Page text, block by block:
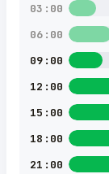
03:00
06:00
09:00
12:00
15:00
18:00
21:00